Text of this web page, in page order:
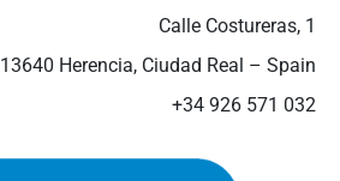
Calle Costureras, 1
13640 Herencia, Ciudad Real – Spain
+34 926 571 032